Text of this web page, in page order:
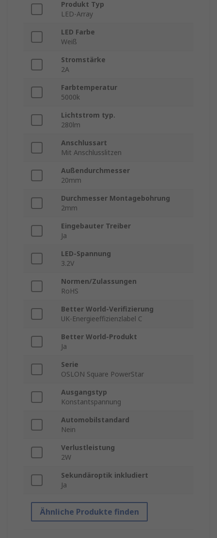
Produkt Typ
LED-Array
LED Farbe
Weiß
Stromstärke
2A
Farbtemperatur
5000k
Lichtstrom typ.
280lm
Anschlussart
Mit Anschlusslitzen
Außendurchmesser
20mm
Durchmesser Montagebohrung
2mm
Eingebauter Treiber
Ja
LED-Spannung
3.2V
Normen/Zulassungen
RoHS
Better World-Verifizierung
UK-Energieeffizienzlabel C
Better World-Produkt
Ja
Serie
OSLON Square PowerStar
Ausgangstyp
Konstantspannung
Automobilstandard
Nein
Verlustleistung
2W
Sekundäroptik inkludiert
Ja
Ähnliche Produkte finden